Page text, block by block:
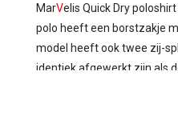
MarVelis Quick Dry
polo heeft een borstzakje
model heeft ook twee zij-
identiek afgewerkt zijn als